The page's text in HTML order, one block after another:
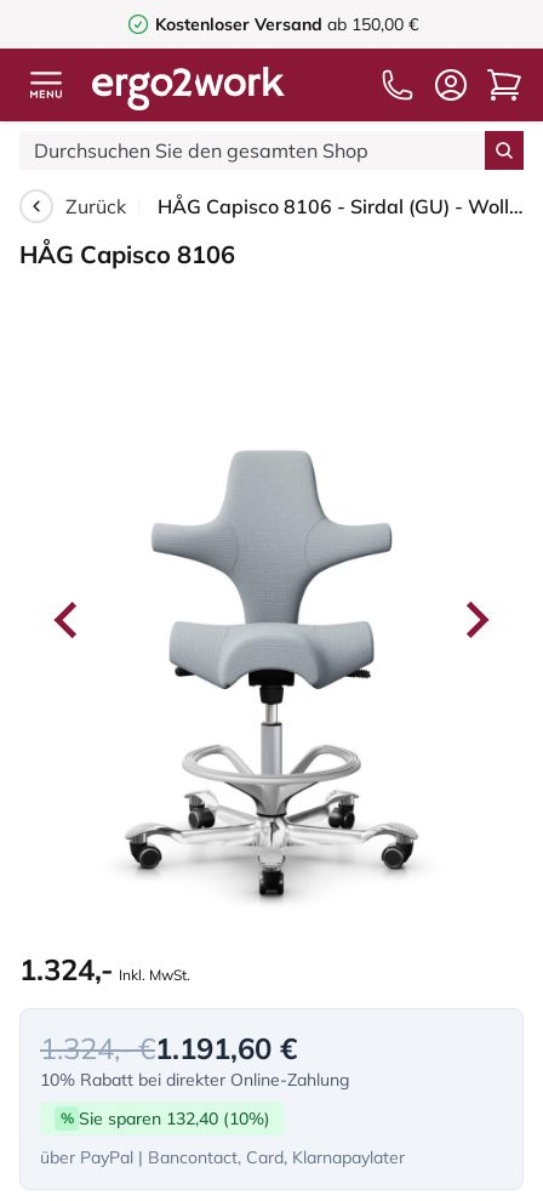
Kostenloser Versand ab 150,00 €
Zurück HÅG Capisco 8106 - Sirdal (GU) - Wolle - SRD120 Light grey - Silber - 200 mm (Sitzhöhe 46-64cm) - Weiche Rollen für harte Böden
HÅG Capisco 8106
1.324,- Inkl. MwSt.
1.324,- €1.191,60 €
10% Rabatt bei direkter Online-Zahlung
% Sie sparen 132,40 (10%)
über PayPal | Bancontact, Card, Klarnapaylater